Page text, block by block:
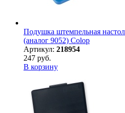
Подушка штемпельная
(аналог 9052) Colop
Артикул: 218954
247 руб.
В корзину